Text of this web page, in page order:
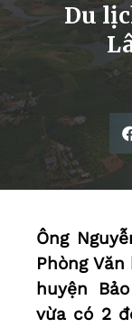
Du
Ông
Phòng
huyện
vừa có 2